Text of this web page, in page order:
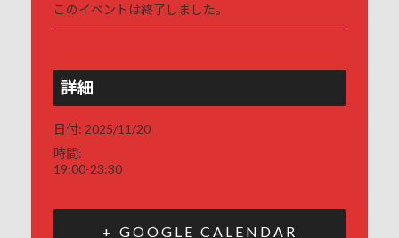
このイベントは終了しました。
詳細
日付: 2025/11/20
時間:
19:00-23:30
+ GOOGLE CALENDAR